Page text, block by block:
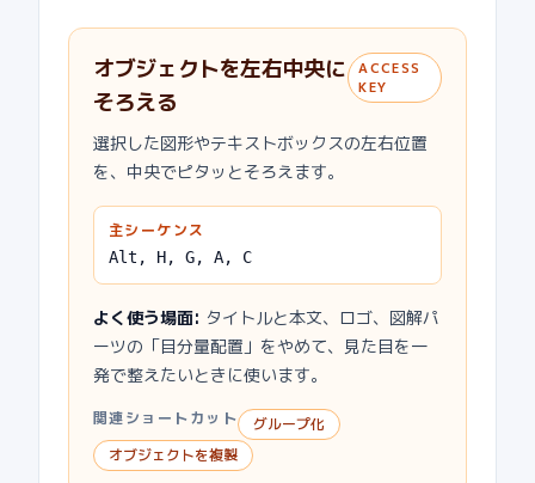
オブジェクトを左右中央に
そろえる
ACCESS
KEY
選択した図形やテキストボックスの左右位置
を、中央でピタッとそろえます。
主シーケンス
Alt, H, G, A, C
よく使う場面: タイトルと本文、ロゴ、図解パ
ーツの「目分量配置」をやめて、見た目を一
発で整えたいときに使います。
関連ショートカット
グループ化
オブジェクトを複製